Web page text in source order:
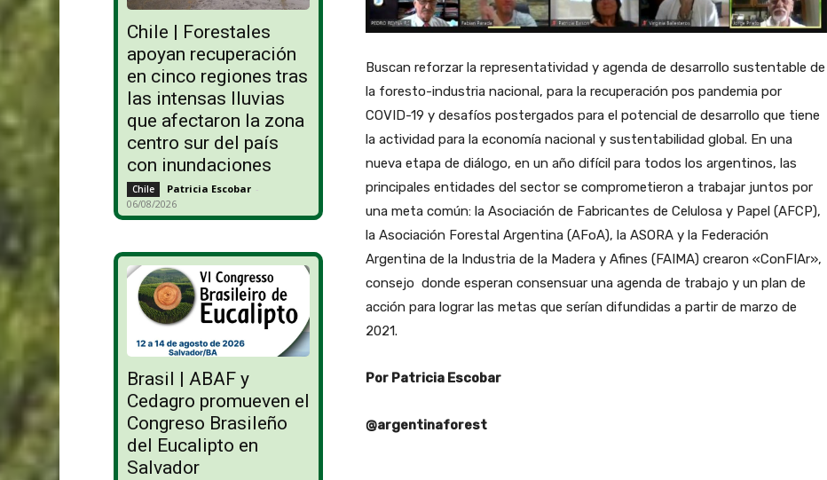
Chile | Forestales
apoyan recuperación
en cinco regiones tras
las intensas lluvias
que afectaron la zona
centro sur del país
con inundaciones
Chile Patricia Escobar -
06/08/2026
Brasil | ABAF y
Cedagro promueven el
Congreso Brasileño
del Eucalipto en
Salvador
Buscan reforzar la representatividad y agenda de desarrollo sustentable de
la foresto-industria nacional, para la recuperación pos pandemia por
COVID-19 y desafíos postergados para el potencial de desarrollo que tiene
la actividad para la economía nacional y sustentabilidad global. En una
nueva etapa de diálogo, en un año difícil para todos los argentinos, las
principales entidades del sector se comprometieron a trabajar juntos por
una meta común: la Asociación de Fabricantes de Celulosa y Papel (AFCP),
la Asociación Forestal Argentina (AFoA), la ASORA y la Federación
Argentina de la Industria de la Madera y Afines (FAIMA) crearon «ConFIAr»,
consejo donde esperan consensuar una agenda de trabajo y un plan de
acción para lograr las metas que serían difundidas a partir de marzo de
2021.
Por Patricia Escobar
@argentinaforest